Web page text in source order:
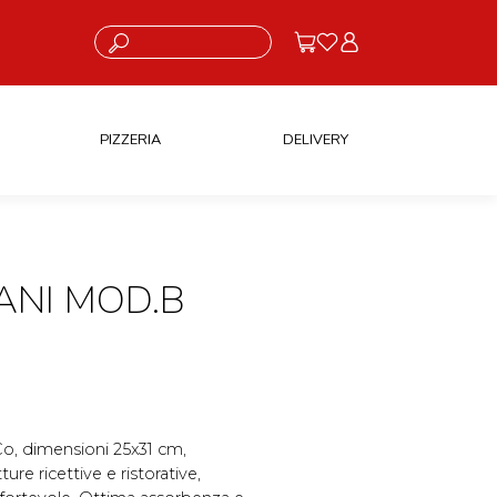
Cosa stai cercando?
PIZZERIA DELIVERY
MOD.B
dimensioni 25x31 cm,
ricettive e ristorative,